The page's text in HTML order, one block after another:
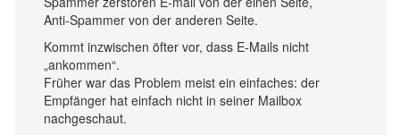
Anti-Spammer von der anderen Seite.
Kommt inzwischen öfter vor, dass E-Mails nicht
„ankommen“.
Früher war das Problem meist ein einfaches: der
Empfänger hat einfach nicht in seiner Mailbox
nachgeschaut.